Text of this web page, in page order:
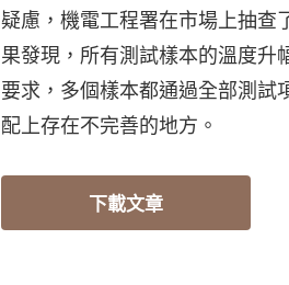
疑慮，機電工程署在市場上抽查
果發現，所有測試樣本的溫度升
要求，多個樣本都通過全部測試
配上存在不完善的地方。
下載文章